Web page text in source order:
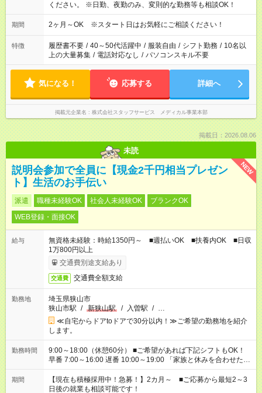
ください。 ※日勤、夜勤のみ、変則的な勤務等も相談OK！
期間 2ヶ月～OK ※スタート日はお気軽にご相談ください！
特徴 履歴書不要 / 40～50代活躍中 / 服装自由 / シフト勤務 / 10名以
上の大量募集 / 電話対応なし / パソコンスキル不要
気になる！ 応募する 詳細へ
掲載元企業名 株式会社スタッフサービス メディカル事業本部
掲載日：2026.08.06
未読
NEW
説明会参加で全員に【現金2千円相当プレゼン
ト】生活のお手伝い
派遣 職種未経験OK 社会人未経験OK
ブランクOK
WEB登録・面接OK
給与
無資格未経験：時給1350円～ ■週払いOK ■扶養内OK ■日収
1万800円以上
交通費別途支給あり
交通費 交通費全額支給
勤務地
埼玉県狭山市
狭山市駅 / 新狭山駅 / 入曽駅 / …
≪自宅からドアtoドアで30分以内！≫ご希望の勤務地を紹介
します。
勤務時間
9:00～18:00（休憩60分） ■ご希望があれば下記シフトもOK！
早番 7:00～16:00 遅番 10:00～19:00 「家族と休みを合わせた
い」 「余裕を持って夕飯の準備がしたい」 「できれば残業はし
たくない」 など、ご希望を教えてくださいね。 ※Wワーク希望
の方へ 今ご覧のお仕事で希望する勤務時間と、もう1つのお仕事
期間
【現在も積極採用中！急募！】2カ月～ ■ご応募から最短2～3
日後の就業も相談可能です！